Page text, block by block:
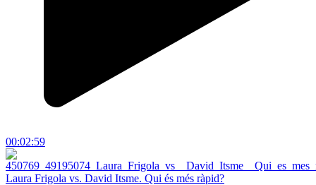
00:02:59
Laura Frigola vs. David Itsme. Qui és més ràpid?